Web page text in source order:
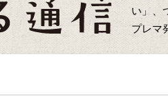
い」、
プレマ